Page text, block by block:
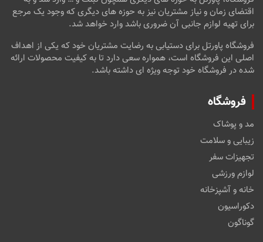
اقتضای زمان و نیاز مشتریان نیز به حوزه های دیگری که وجود یک مرجع
برای تهیه لوازم جانبی آن ضروری باشد وارد خواهد شد.
فروشگاه پاورتل برای دستیابی به رضایت مشتریان خود که یکی از اهداف
اصلی این فروشگاه است، همواره سعی دارد تا به کیفیت محصولات ارائه
شده در فروشگاه خود توجه ویژه ای داشته باشد.
فروشگاه
مد و پوشاک
زیبایی و سلامت
تجهیزات سفر
لوازم ورزشی
خانه و آشپزخانه
دکوراسیون
گوناگون